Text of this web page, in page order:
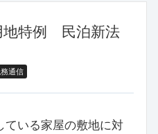
地特例 民泊新法
通信
ている家屋の敷地に対